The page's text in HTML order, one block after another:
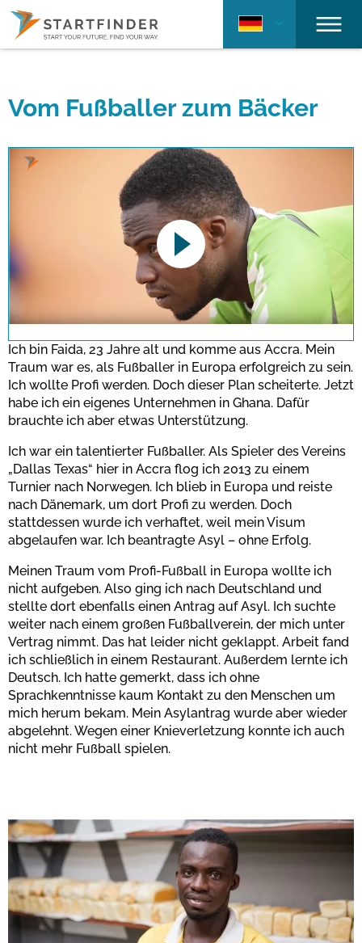
Vom Fußballer zum Bäcker
This link opens a YouTube video. Please
note the data protection regulations valid
Bestätigen
Ich bin Faida, 23 Jahre alt und komme aus Accra. Mein
Traum war es, als Fußballer in Europa erfolgreich zu sein.
Ich wollte Profi werden. Doch dieser Plan scheiterte. Jetzt
habe ich ein eigenes Unternehmen in Ghana. Dafür
brauchte ich aber etwas Unterstützung.
Ich war ein talentierter Fußballer. Als Spieler des Vereins
„Dallas Texas“ hier in Accra flog ich 2013 zu einem
Turnier nach Norwegen. Ich blieb in Europa und reiste
nach Dänemark, um dort Profi zu werden. Doch
stattdessen wurde ich verhaftet, weil mein Visum
abgelaufen war. Ich beantragte Asyl – ohne Erfolg.
Meinen Traum vom Profi-Fußball in Europa wollte ich
nicht aufgeben. Also ging ich nach Deutschland und
stellte dort ebenfalls einen Antrag auf Asyl. Ich suchte
weiter nach einem großen Fußballverein, der mich unter
Vertrag nimmt. Das hat leider nicht geklappt. Arbeit fand
ich schließlich in einem Restaurant. Außerdem lernte ich
Deutsch. Ich hatte gemerkt, dass ich ohne
Sprachkenntnisse kaum Kontakt zu den Menschen um
mich herum bekam. Mein Asylantrag wurde aber wieder
abgelehnt. Wegen einer Knieverletzung konnte ich auch
nicht mehr Fußball spielen.